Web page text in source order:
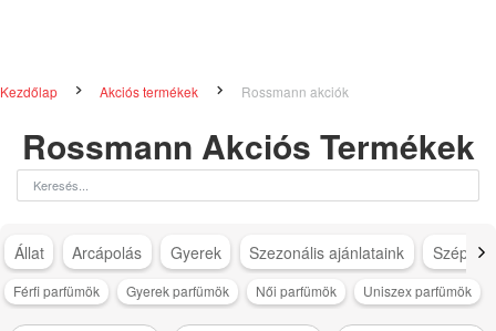
Kezdőlap Akciós termékek Rossmann akciók
Rossmann Akciós Termékek
Állat Arcápolás Gyerek Szezonális ajánlataink
Férfi parfümök Gyerek parfümök Női parfümök Uniszex parfümök